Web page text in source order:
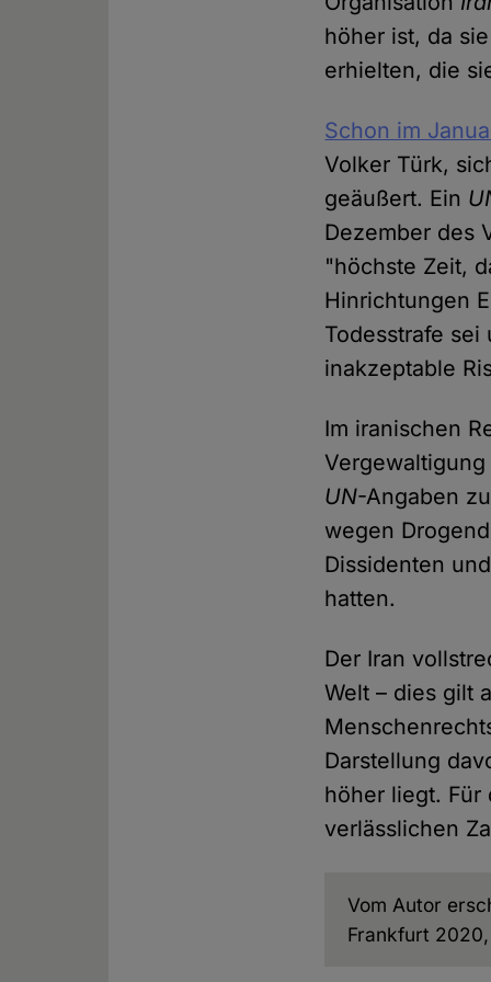
höher ist, da
erhielten, die
Schon im
Volker Türk,
geäußert. Ein
Dezember des
"höchste Zeit,
Hinrichtungen
Todesstrafe
inakzeptable
Im iranischen
UN-Angaben
wegen
Dissidenten
hatten.
Der Iran
Welt – dies gilt
Darstellung
höher liegt.
verlässlichen
Vom Autor
Frankfurt